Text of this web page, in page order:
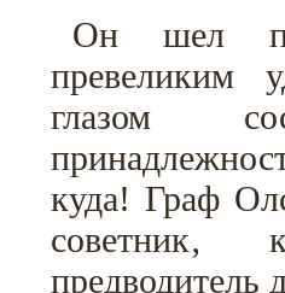
Он шел по
превеликим
глазом
куда! Граф
советник‚
предводитель